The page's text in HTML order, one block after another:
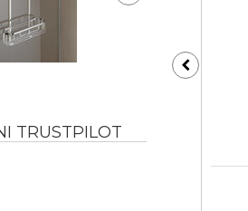
TRUSTPILOT